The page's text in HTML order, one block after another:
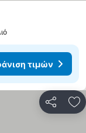
τιμών